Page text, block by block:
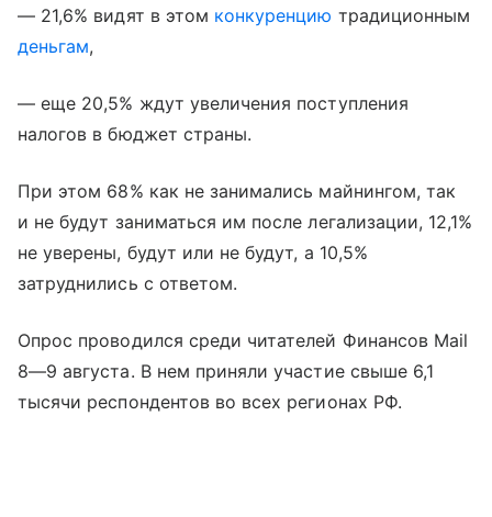
— 21,6% видят в этом конкуренцию традиционным
деньгам,
— еще 20,5% ждут увеличения поступления
налогов в бюджет страны.
При этом 68% как не занимались майнингом, так
и не будут заниматься им после легализации, 12,1%
не уверены, будут или не будут, а 10,5%
затруднились с ответом.
Опрос проводился среди читателей Финансов Mail
8—9 августа. В нем приняли участие свыше 6,1
тысячи респондентов во всех регионах РФ.